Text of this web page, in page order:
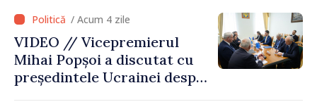
de securitatea Ucrainei”
/ Acum 4 zile
VIDEO // Vicepremierul
Mihai Popșoi a discutat cu
președintele Ucrainei despre